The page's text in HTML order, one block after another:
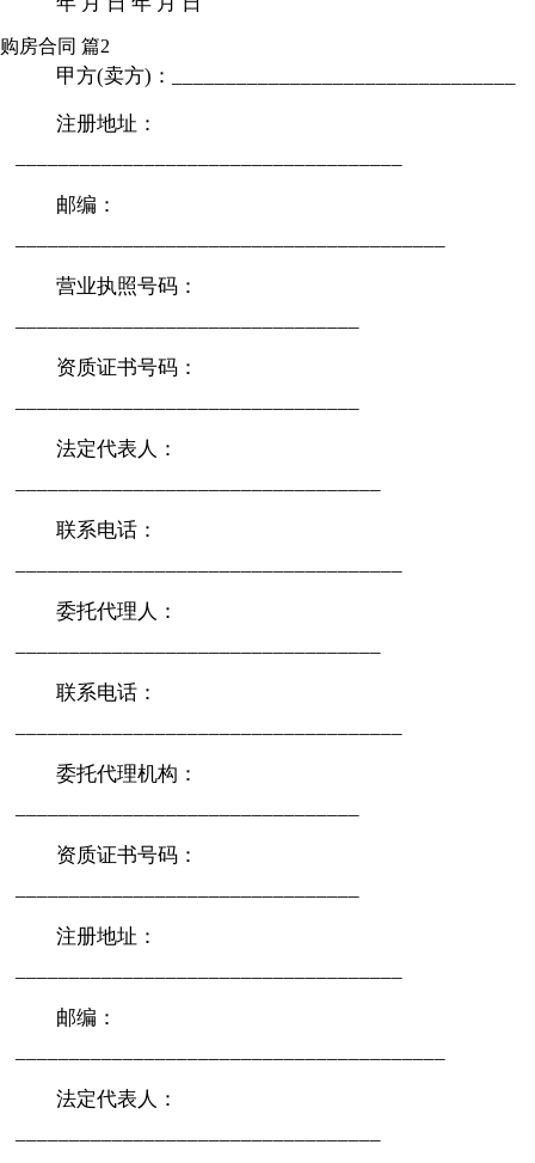
购房合同 篇2
甲方(卖方)：________________________________
注册地址：
邮编：
营业执照号码：
资质证书号码：
法定代表人：
联系电话：
委托代理人：
联系电话：
委托代理机构：
资质证书号码：
注册地址：
邮编：
法定代表人：